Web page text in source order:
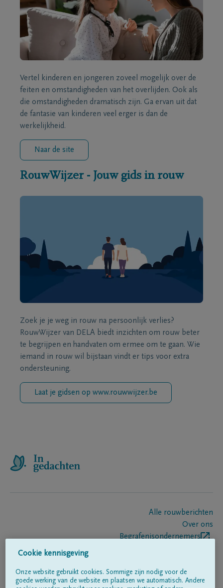
Vertel kinderen en jongeren zoveel mogelijk over de
feiten en omstandigheden van het overlijden. Ook als
die omstandigheden dramatisch zijn. Ga ervan uit dat
de fantasie van kinderen veel erger is dan de
werkelijkheid.
Naar de site
RouwWijzer - Jouw gids in rouw
Zoek je je weg in rouw na persoonlijk verlies?
RouwWijzer van DELA biedt inzichten om rouw beter
te begrijpen en handvaten om ermee om te gaan. Wie
iemand in rouw wil bijstaan vindt er tips voor extra
ondersteuning.
Laat je gidsen op www.rouwwijzer.be
Alle rouwberichten
Over ons
Begrafenisondernemers
Volg ons op
Cookie kennisgeving
Onze website gebruikt cookies. Sommige zijn nodig voor de
goede werking van de website en plaatsen we automatisch. Andere